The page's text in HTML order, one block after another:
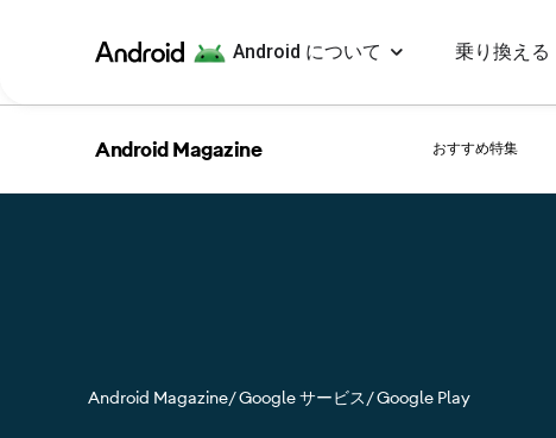
Android Android について 乗り換える
Android Magazine おすすめ特集
Android Magazine/ Google サービス/ Google Play